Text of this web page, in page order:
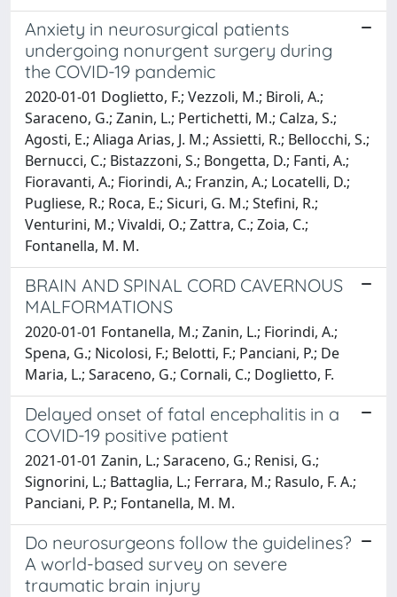
Anxiety in neurosurgical patients
undergoing nonurgent surgery during
the COVID-19 pandemic
2020-01-01 Doglietto, F.; Vezzoli, M.; Biroli, A.;
Saraceno, G.; Zanin, L.; Pertichetti, M.; Calza, S.;
Agosti, E.; Aliaga Arias, J. M.; Assietti, R.; Bellocchi, S.;
Bernucci, C.; Bistazzoni, S.; Bongetta, D.; Fanti, A.;
Fioravanti, A.; Fiorindi, A.; Franzin, A.; Locatelli, D.;
Pugliese, R.; Roca, E.; Sicuri, G. M.; Stefini, R.;
Venturini, M.; Vivaldi, O.; Zattra, C.; Zoia, C.;
Fontanella, M. M.
BRAIN AND SPINAL CORD CAVERNOUS
MALFORMATIONS
2020-01-01 Fontanella, M.; Zanin, L.; Fiorindi, A.;
Spena, G.; Nicolosi, F.; Belotti, F.; Panciani, P.; De
Maria, L.; Saraceno, G.; Cornali, C.; Doglietto, F.
Delayed onset of fatal encephalitis in a
COVID-19 positive patient
2021-01-01 Zanin, L.; Saraceno, G.; Renisi, G.;
Signorini, L.; Battaglia, L.; Ferrara, M.; Rasulo, F. A.;
Panciani, P. P.; Fontanella, M. M.
Do neurosurgeons follow the guidelines?
A world-based survey on severe
traumatic brain injury